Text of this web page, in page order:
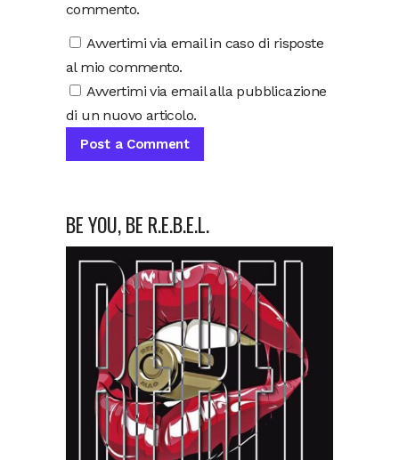
commento.
Avvertimi via email in caso di risposte
al mio commento.
Avvertimi via email alla pubblicazione
di un nuovo articolo.
BE YOU, BE R.E.B.E.L.